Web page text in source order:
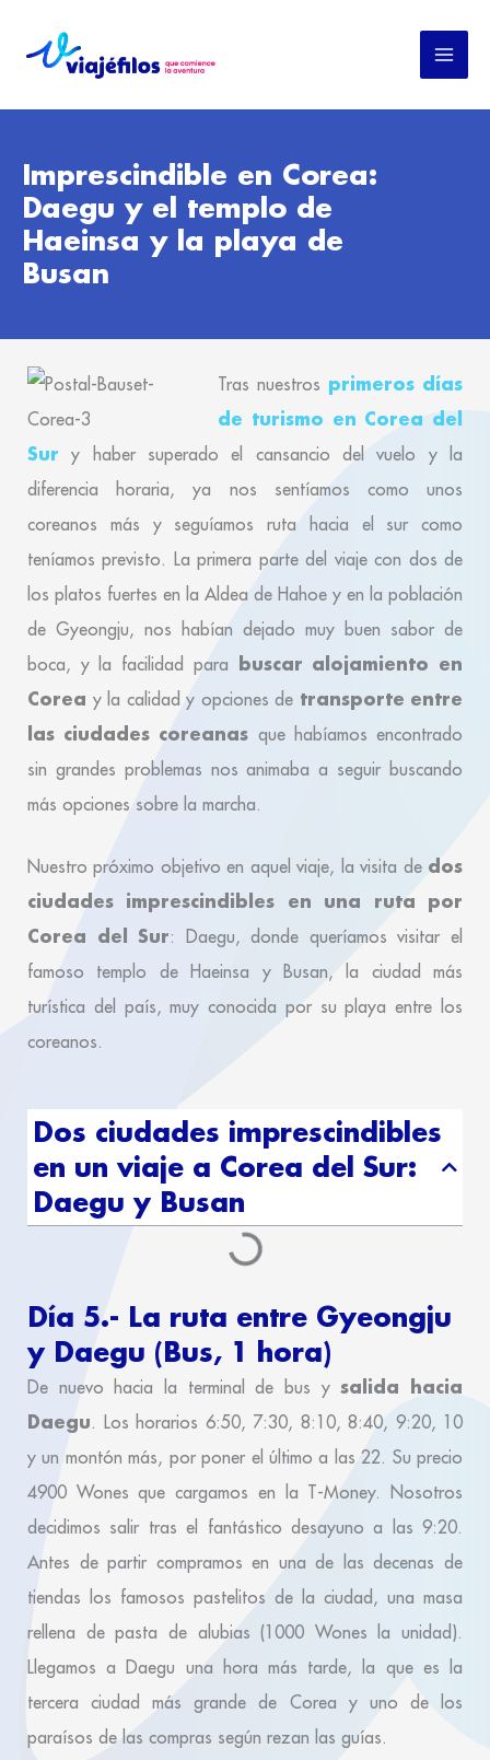
Imprescindible en Corea:
Daegu y el templo de
Haeinsa y la playa de
Busan
Tras nuestros primeros días
de turismo en Corea del
Sur y haber superado el cansancio del vuelo y la
diferencia horaria, ya nos sentíamos como unos
coreanos más y seguíamos ruta hacia el sur como
teníamos previsto. La primera parte del viaje con dos de
los platos fuertes en la Aldea de Hahoe y en la población
de Gyeongju, nos habían dejado muy buen sabor de
boca, y la facilidad para buscar alojamiento en
Corea y la calidad y opciones de transporte entre
las ciudades coreanas que habíamos encontrado
sin grandes problemas nos animaba a seguir buscando
más opciones sobre la marcha.
Nuestro próximo objetivo en aquel viaje, la visita de dos
ciudades imprescindibles en una ruta por
Corea del Sur: Daegu, donde queríamos visitar el
famoso templo de Haeinsa y Busan, la ciudad más
turística del país, muy conocida por su playa entre los
coreanos.
Dos ciudades imprescindibles
en un viaje a Corea del Sur:
Daegu y Busan
Día 5.- La ruta entre Gyeongju
y Daegu (Bus, 1 hora)
De nuevo hacia la terminal de bus ysalida hacia
Daegu. Los horarios 6:50, 7:30, 8:10, 8:40, 9:20, 10
y un montón más, por poner el último a las 22. Su precio
4900 Wones que cargamos en la T-Money. Nosotros
decidimos salir tras el fantástico desayuno a las 9:20.
Antes de partir compramos en una de las decenas de
tiendas los famosos pastelitos de la ciudad, una masa
rellena de pasta de alubias (1000 Wones la unidad).
Llegamos a Daegu una hora más tarde, la que es la
tercera ciudad más grande de Corea y uno de los
paraísos de las compras según rezan las guías.